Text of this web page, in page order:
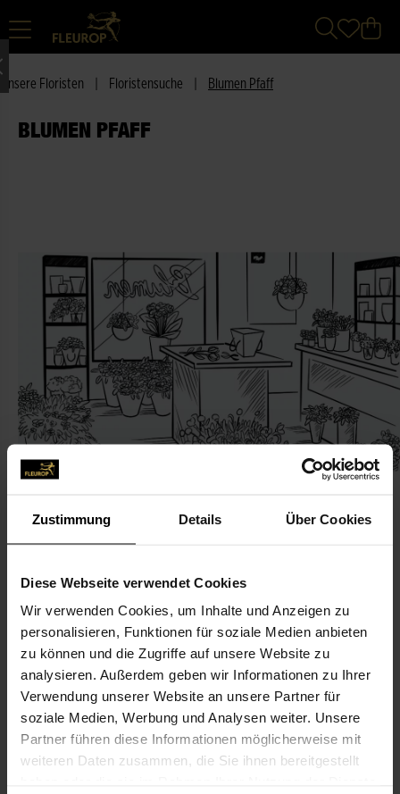
Zustimmung Details Über Cookies
Diese Webseite verwendet Cookies
Wir verwenden Cookies, um Inhalte und Anzeigen zu
personalisieren, Funktionen für soziale Medien anbieten
zu können und die Zugriffe auf unsere Website zu
analysieren. Außerdem geben wir Informationen zu Ihrer
Verwendung unserer Website an unsere Partner für
soziale Medien, Werbung und Analysen weiter. Unsere
Partner führen diese Informationen möglicherweise mit
weiteren Daten zusammen, die Sie ihnen bereitgestellt
Unsere Floristen Floristensuche Blumen Pfaff
BLUMEN PFAFF
KONTAKT
Blumen Pfaff
Pfaff, Gustav, Blumen Pfaff
Schwabacher Str. 198
90763 Fürth
0911-71 19 44